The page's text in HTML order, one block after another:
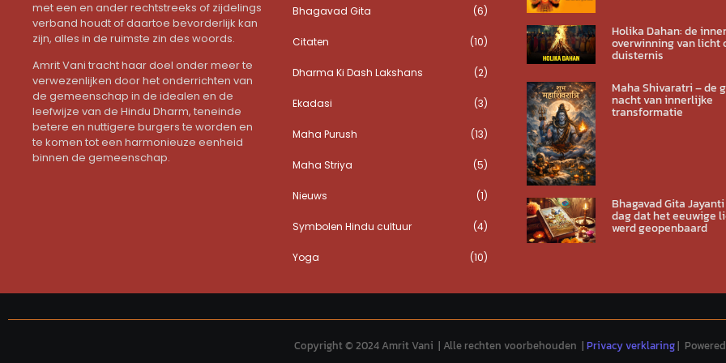
met een en ander rechtstreeks of zijdelings
verband houdt of daartoe bevorderlijk kan
zijn, alles in de ruimste zin des woords.
Amrit Vani tracht haar doel onder meer te
verwezenlijken door het onderrichten van
de gemeenschap in de idealen en de
leefwijze van de Hindu Dharm, teneinde
betere en nuttigere burgers te worden en
te komen tot een harmonieuze eenheid
binnen de gemeenschap.
Bhagavad Gita (6)
Citaten (10)
Dharma Ki Dash Lakshans (2)
Ekadasi (3)
Maha Purush (13)
Maha Striya (5)
Nieuws (1)
Symbolen Hindu cultuur (4)
Yoga (10)
Holika Dahan: de
overwinning van licht
duisternis
Maha Shivaratri – de
nacht van innerlijke
transformatie
Bhagavad Gita Jayanti
dag dat het eeuwige
werd geopenbaard
Copyright © 2024 Amrit Vani | Alle rechten voorbehouden | Privacy verklaring|